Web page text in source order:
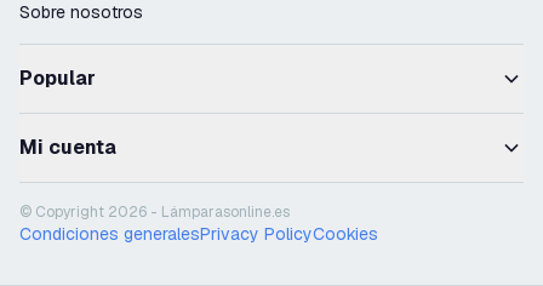
Sobre nosotros
Popular
Mi cuenta
© Copyright 2026 - Lámparasonline.es
Condiciones generalesPrivacy PolicyCookies